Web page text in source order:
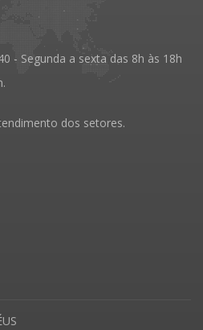
- Segunda a sexta das 8h às 18h
dos setores.